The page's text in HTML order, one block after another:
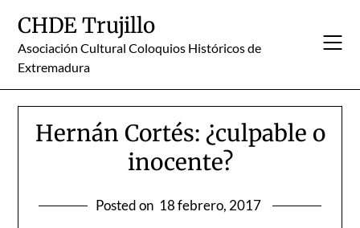
content
CHDE Trujillo
Asociación Cultural Coloquios Históricos de
Extremadura
Hernán Cortés: ¿culpable o
inocente?
Posted on 18 febrero, 2017